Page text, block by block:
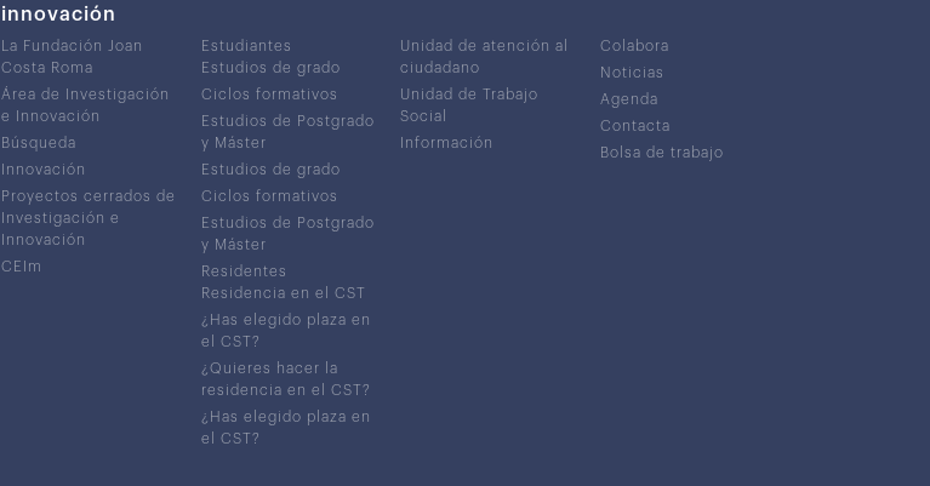
innovación
La Fundación Joan
Costa Roma
Área de Investigación
e Innovación
Búsqueda
Innovación
Proyectos cerrados de
Investigación e
Innovación
CEIm
Estudiantes
Estudios de grado
Ciclos formativos
Estudios de Postgrado
y Máster
Estudios de grado
Ciclos formativos
Estudios de Postgrado
y Máster
Residentes
Residencia en el CST
¿Has elegido plaza en
el CST?
¿Quieres hacer la
residencia en el CST?
¿Has elegido plaza en
el CST?
Unidad de atención al
ciudadano
Unidad de Trabajo
Social
Información
Colabora
Noticias
Agenda
Contacta
Bolsa de trabajo